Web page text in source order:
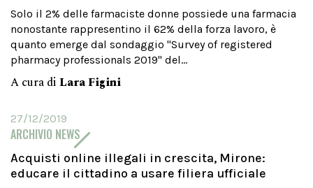
Solo il 2% delle farmaciste donne possiede una farmacia
nonostante rappresentino il 62% della forza lavoro, è
quanto emerge dal sondaggio "Survey of registered
pharmacy professionals 2019" del...
A cura di Lara Figini
27/12/2019
ARCHIVIO NEWS
Acquisti online illegali in crescita, Mirone:
educare il cittadino a usare filiera ufficiale